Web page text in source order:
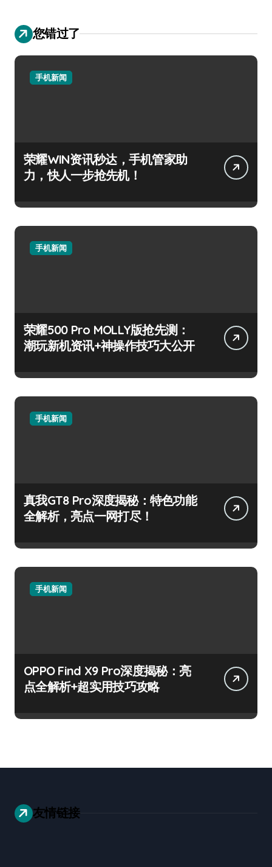
您错过了
手机新闻
荣耀WIN资讯秒达，手机管家助
力，快人一步抢先机！
手机新闻
荣耀500 Pro MOLLY版抢先测：
潮玩新机资讯+神操作技巧大公开
手机新闻
真我GT8 Pro深度揭秘：特色功能
全解析，亮点一网打尽！
手机新闻
OPPO Find X9 Pro深度揭秘：亮
点全解析+超实用技巧攻略
友情链接